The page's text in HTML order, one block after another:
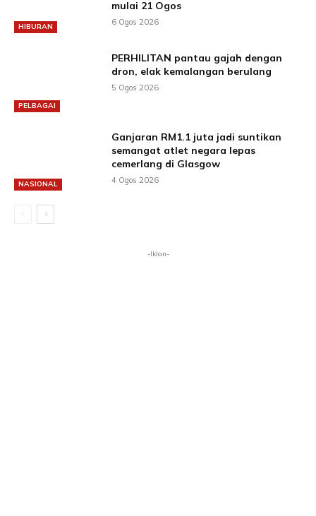
HIBURAN
mulai 21 Ogos
6 Ogos 2026
PELBAGAI
PERHILITAN pantau gajah dengan
dron, elak kemalangan berulang
5 Ogos 2026
NASIONAL
Ganjaran RM1.1 juta jadi suntikan
semangat atlet negara lepas
cemerlang di Glasgow
4 Ogos 2026
-Iklan-